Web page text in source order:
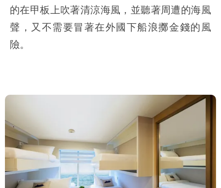
的在甲板上吹著清涼海風，並聽著周遭的海風
聲，又不需要冒著在外國下船浪擲金錢的風
險。